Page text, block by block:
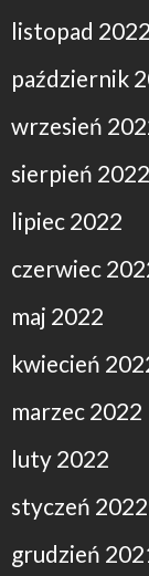
listopad 2022
październik
wrzesień
sierpień 2022
lipiec 2022
czerwiec
maj 2022
kwiecień
marzec 2022
luty 2022
styczeń 2022
grudzień